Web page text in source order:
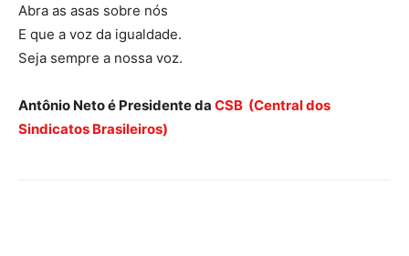
Abra as asas sobre nós
E que a voz da igualdade.
Seja sempre a nossa voz.
Antônio Neto é Presidente da CSB (Central dos
Sindicatos Brasileiros)